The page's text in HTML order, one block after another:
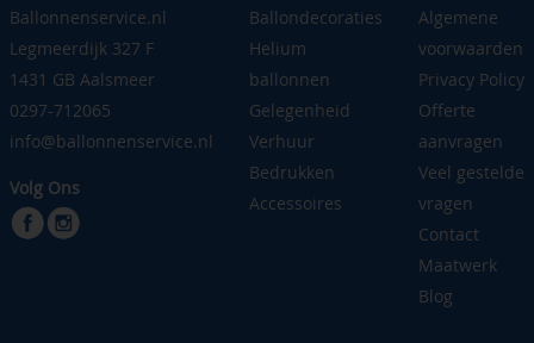
Ballonnenservice.nl
Legmeerdijk 327 F
1431 GB Aalsmeer
0297-712065
info@ballonnenservice.nl
Volg Ons
Ballondecoraties
Helium
ballonnen
Gelegenheid
Verhuur
Bedrukken
Accessoires
Algemene
voorwaarden
Privacy Policy
Offerte
aanvragen
Veel gestelde
vragen
Contact
Maatwerk
Blog